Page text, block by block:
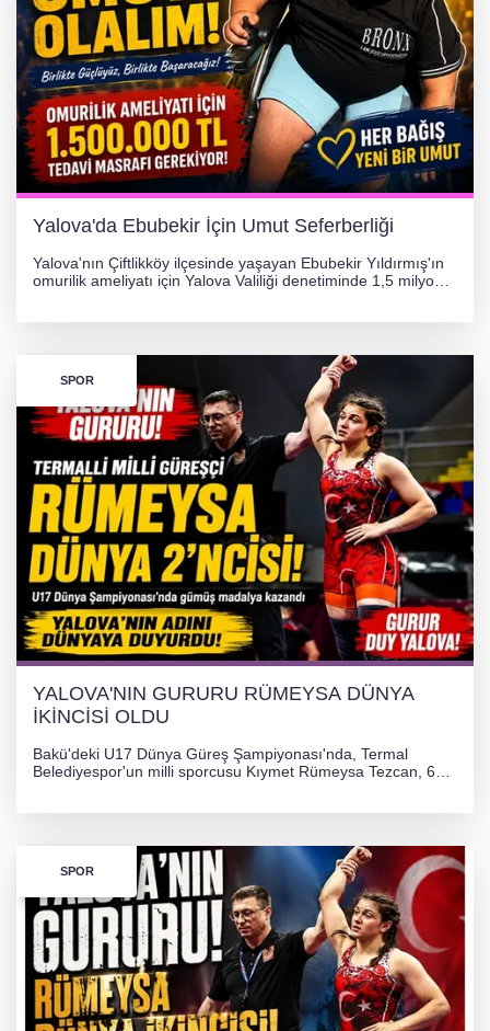
Görüntüler yapay zekamı ?
Otomobil Hurdaya Döndü
Yalova'da Ebubekir İçin Umut Seferberliği
Yalova'nın Çiftlikköy ilçesinde yaşayan Ebubekir Yıldırmış'ın
omurilik ameliyatı için Yalova Valiliği denetiminde 1,5 milyon
SPOR
YALOVA'NIN GURURU RÜMEYSA DÜNYA
İKİNCİSİ OLDU
Bakü'deki U17 Dünya Güreş Şampiyonası'nda, Termal
Belediyespor'un milli sporcusu Kıymet Rümeysa Tezcan, 69
SPOR